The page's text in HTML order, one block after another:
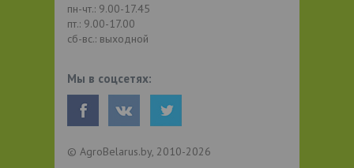
пн-чт.: 9.00-17.45
пт.: 9.00-17.00
сб-вс.: выходной
Мы в соцсетях:
© AgroBelarus.by, 2010-2026